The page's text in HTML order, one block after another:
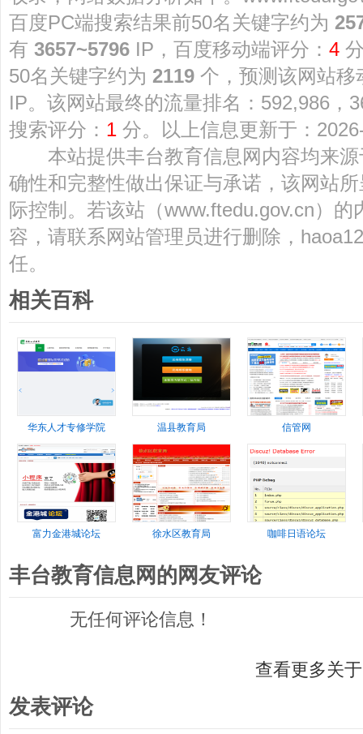
百度PC端搜索结果前50名关键字约为
有 3657~5796 IP，百度移动端评分： 4
50名关键字约为 2119 个，预测该网站
IP。该网站最终的流量排名：592,986，
搜索评分： 1 分。以上信息更新于：
本站提供丰台教育信息网内容均来源
确性和完整性做出保证与承诺，该网站
际控制。若该站（www.ftedu.gov.cn）
容，请联系网站管理员进行删除，
任。
相关百科
华东人才专修学院 温县教育局 信管网
富力金港城论坛 徐水区教育局 咖啡日语论坛
丰台教育信息网的网友评论
无任何评论信息！
查看更多关
发表评论